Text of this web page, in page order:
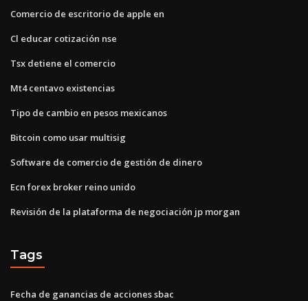
Comercio de escritorio de apple en
Cl educar cotización nse
Tsx detiene el comercio
Mt4 centavo existencias
Tipo de cambio en pesos mexicanos
Bitcoin como usar multisig
Software de comercio de gestión de dinero
Ecn forex broker reino unido
Revisión de la plataforma de negociación jp morgan
Tags
Fecha de ganancias de acciones sbac